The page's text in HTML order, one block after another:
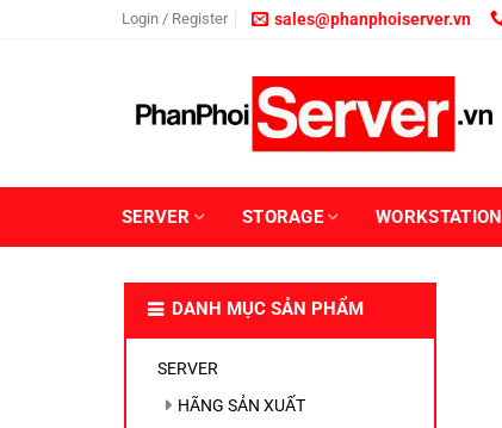
Login / Register sales@phanphoiserver.vn
SERVER STORAGE WORKSTATION
DANH MỤC SẢN PHẨM
SERVER
HÃNG SẢN XUẤT